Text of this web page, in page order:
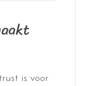
is voor